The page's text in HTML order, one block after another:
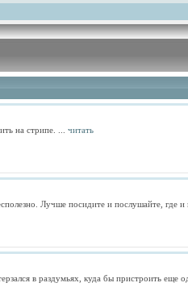
на стрипе. ... читать
Лучше посидите и послушайте, где
в раздумьях, куда бы пристроить еще